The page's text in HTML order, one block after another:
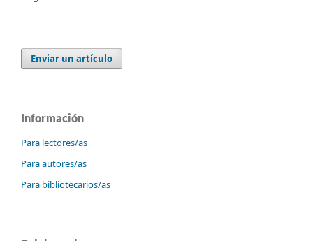
Enviar un artículo
Información
Para lectores/as
Para autores/as
Para bibliotecarios/as